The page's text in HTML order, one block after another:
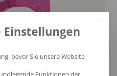
Einstellungen
bevor Sie unsere Website
Funktionen der